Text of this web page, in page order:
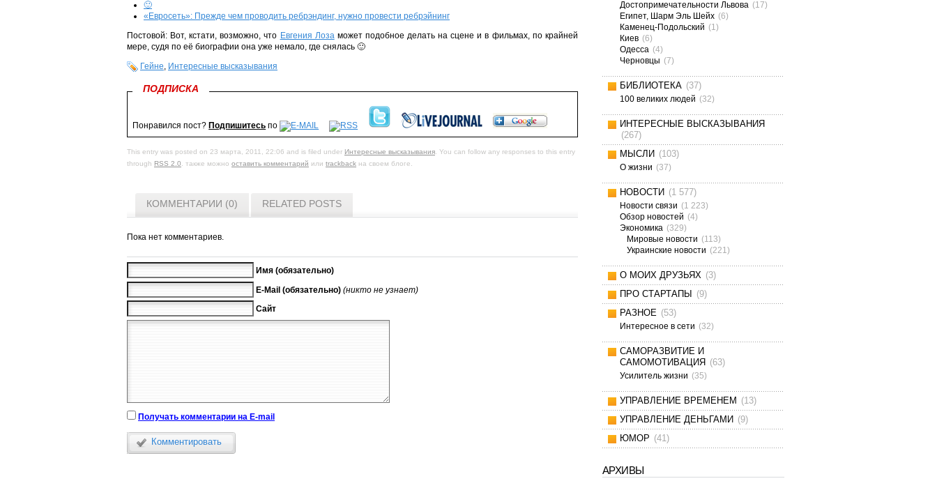
🙂
«Евросеть»: Прежде чем проводить ребрэндинг, нужно провести ребрэйнинг
Постовой: Вот, кстати, возможно, что Евгения Лозаможет подобное делать на сцене и в фильмах, по крайней
мере, судя по её биографии она уже немало, где снялась 🙂
Гейне, Интересные высказывания
ПОДПИСКА
Понравился пост? Подпишитесь по
This entry was posted on 23 марта, 2011, 22:06 and is filed under Интересные высказывания. You can follow any responses to this entry
through RSS 2.0. также можно оставить комментарий или trackback на своем блоге.
КОММЕНТАРИИ (0) RELATED POSTS
Пока нет комментариев.
Имя (обязательно)
E-Mail (обязательно) (никто не узнает)
Сайт
Получать комментарии на E-mail
Комментировать
Достопримечательности Львова (17)
Египет, Шарм Эль Шейх (6)
Каменец-Подольский (1)
Киев (6)
Одесса (4)
Черновцы (7)
БИБЛИОТЕКА (37)
100 великих людей (32)
ИНТЕРЕСНЫЕ ВЫСКАЗЫВАНИЯ
(267)
МЫСЛИ (103)
О жизни (37)
НОВОСТИ (1 577)
Новости связи (1 223)
Обзор новостей (4)
Экономика (329)
Мировые новости (113)
Украинские новости (221)
О МОИХ ДРУЗЬЯХ (3)
ПРО СТАРТАПЫ
(9)
РАЗНОЕ (53)
Интересное в сети (32)
САМОРАЗВИТИЕ И
САМОМОТИВАЦИЯ (63)
Усилитель жизни (35)
УПРАВЛЕНИЕ ВРЕМЕНЕМ (13)
УПРАВЛЕНИЕ ДЕНЬГАМИ (9)
ЮМОР (41)
АРХИВЫ